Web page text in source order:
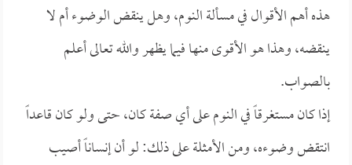
هذه أهم الأقوال في مسألة النوم، وهل ينقض الوضوء أم لا
ينقضه، وهذا هو الأقوى منها فيما يظهر والله تعالى أعلم
بالصواب.
إذا كان مستغرقاً في النوم على أي صفة كان، حتى ولو كان قاعداً
انتقض وضوءه، ومن الأمثلة على ذلك: لو أن إنساناً أصيب